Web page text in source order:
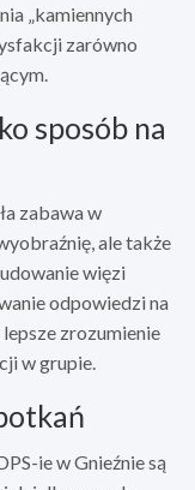
„kamiennych
zarówno
sposób na
zabawa w
ale także
więzi
odpowiedzi na
zrozumienie
w grupie.
ie w Gnieźnie są